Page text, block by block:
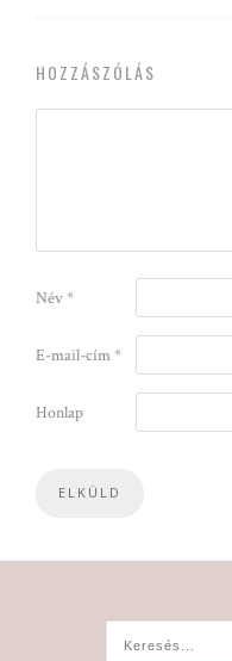
HOZZÁSZÓLÁS
Név*
E-mail-cím*
Honlap